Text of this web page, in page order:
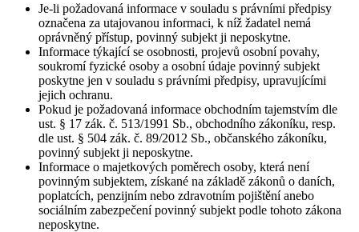
Je-li požadovaná informace v souladu s právními předpisy
označena za utajovanou informaci, k níž žadatel nemá
oprávněný přístup, povinný subjekt ji neposkytne.
Informace týkající se osobnosti, projevů osobní povahy,
soukromí fyzické osoby a osobní údaje povinný subjekt
poskytne jen v souladu s právními předpisy, upravujícími
jejich ochranu.
Pokud je požadovaná informace obchodním tajemstvím dle
ust. § 17 zák. č. 513/1991 Sb., obchodního zákoníku, resp.
dle ust. § 504 zák. č. 89/2012 Sb., občanského zákoníku,
povinný subjekt ji neposkytne.
Informace o majetkových poměrech osoby, která není
povinným subjektem, získané na základě zákonů o daních,
poplatcích, penzijním nebo zdravotním pojištění anebo
sociálním zabezpečení povinný subjekt podle tohoto zákona
neposkytne.